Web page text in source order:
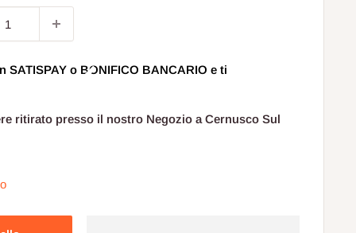
SATISPAY o BONIFICO BANCARIO e ti
ritirato presso il nostro Negozio a Cernusco Sul